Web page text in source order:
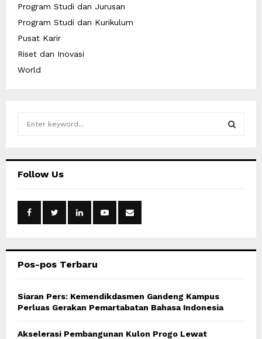
Program Studi dan Jurusan
Program Studi dan Kurikulum
Pusat Karir
Riset dan Inovasi
World
hFollow Us
Pos-pos Terbaru
Siaran Pers: Kemendikdasmen Gandeng Kampus
Perluas Gerakan Pemartabatan Bahasa Indonesia
Akselerasi Pembangunan Kulon Progo Lewat